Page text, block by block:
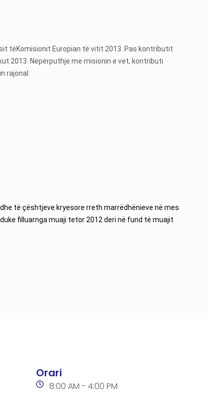
tëKomisionit Europian të vitit 2013. Pas kontributit
2013. Nëpërputhje me misionin e vet, kontributi
rajonal.
të çështjeve kryesore rreth marrëdhënieve në mes
filluarnga muaji tetor 2012 deri në fund të muajit
Orari
8:00 AM - 4:00 PM